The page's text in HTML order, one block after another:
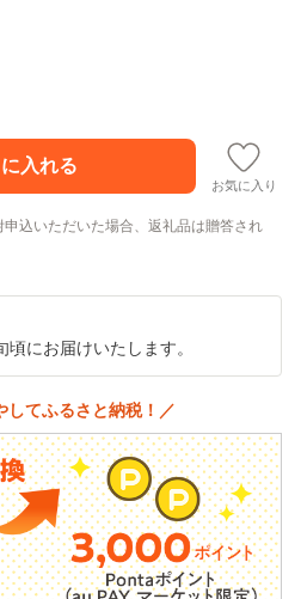
お気に入り
込いただいた場合、返礼品は贈答され
頃にお届けいたします。
してふるさと納税！／